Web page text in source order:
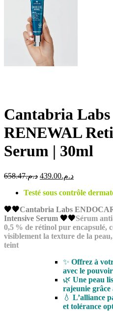
Cantabria
RENEWAL
Serum | 30ml
د.م.658.47
Le
initial
د.م.658.47.
د.م.439.00
Le
actuel
د.م.439.00.
Testé sous contrôle
🖤🖤Cantabria Labs
Intensive Serum 🖤🖤Sérum
0,5 % de rétinol pur encapsulé,
visiblement la texture de la
teint
✨ Offrez à
avec le
🌿 Une peau
rajeunie grâce
💧 L’alliance
et tolérance